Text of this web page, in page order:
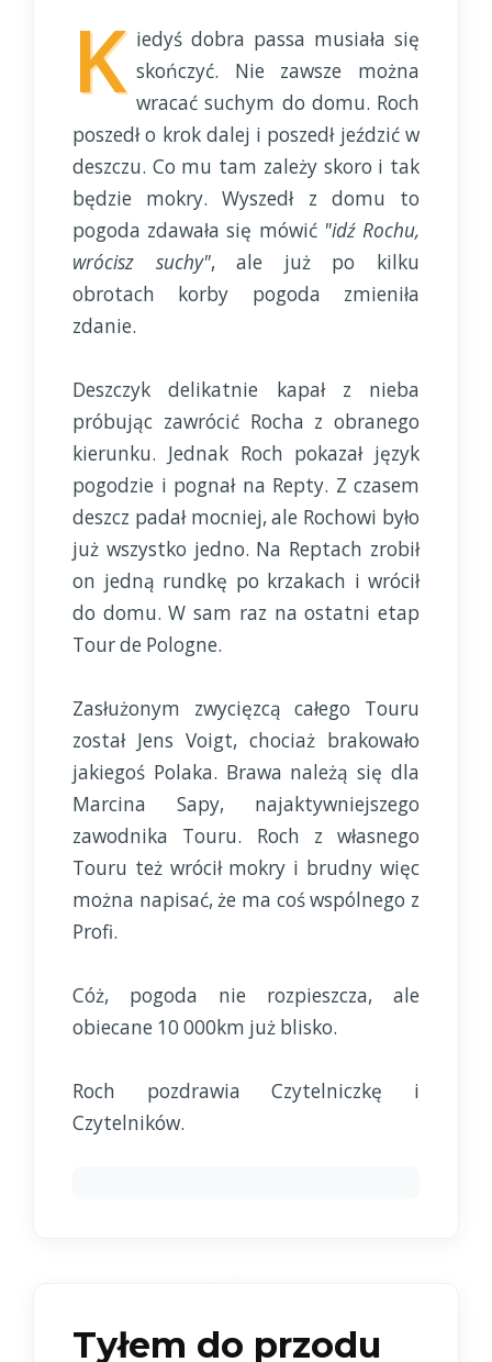
K iedyś dobra passa musiała się
skończyć. Nie zawsze można
wracać suchym do domu. Roch
poszedł o krok dalej i poszedł jeździć w
deszczu. Co mu tam zależy skoro i tak
będzie mokry. Wyszedł z domu to
pogoda zdawała się mówić "idź Rochu,
wrócisz suchy", ale już po kilku
obrotach korby pogoda zmieniła
zdanie.
Deszczyk delikatnie kapał z nieba
próbując zawrócić Rocha z obranego
kierunku. Jednak Roch pokazał język
pogodzie i pognał na Repty. Z czasem
deszcz padał mocniej, ale Rochowi było
już wszystko jedno. Na Reptach zrobił
on jedną rundkę po krzakach i wrócił
do domu. W sam raz na ostatni etap
Tour de Pologne.
Zasłużonym zwycięzcą całego Touru
został Jens Voigt, chociaż brakowało
jakiegoś Polaka. Brawa należą się dla
Marcina Sapy, najaktywniejszego
zawodnika Touru. Roch z własnego
Touru też wrócił mokry i brudny więc
można napisać, że ma coś wspólnego z
Profi.
Cóż, pogoda nie rozpieszcza, ale
obiecane 10 000km już blisko.
Roch pozdrawia Czytelniczkę i
Czytelników.
Tyłem do przodu